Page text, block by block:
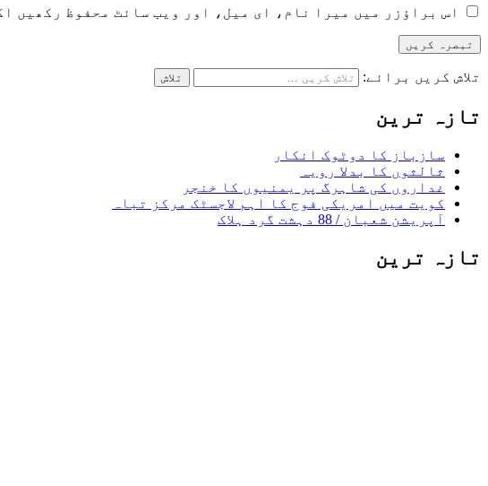
اس براؤزر میں میرا نام، ای میل، اور ویب سائٹ محفوظ رکھیں
تلاش کریں برائے:
تازہ ترین
سازباز کا دوٹوک انکار
ثالثوں کا بدلا رویہ
غداروں کی شاہرگ پر یمنیوں کا خنجر
کویت میں امریکی فوج کا اہم لاجسٹک مرکز تباہ
آپریشن شعبان / 88 دہشت گرد ہلاک
تازہ ترین